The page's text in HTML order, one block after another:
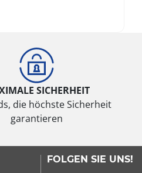
SICHERHEIT
die höchste Sicherheit
garantieren
FOLGEN SIE UNS!